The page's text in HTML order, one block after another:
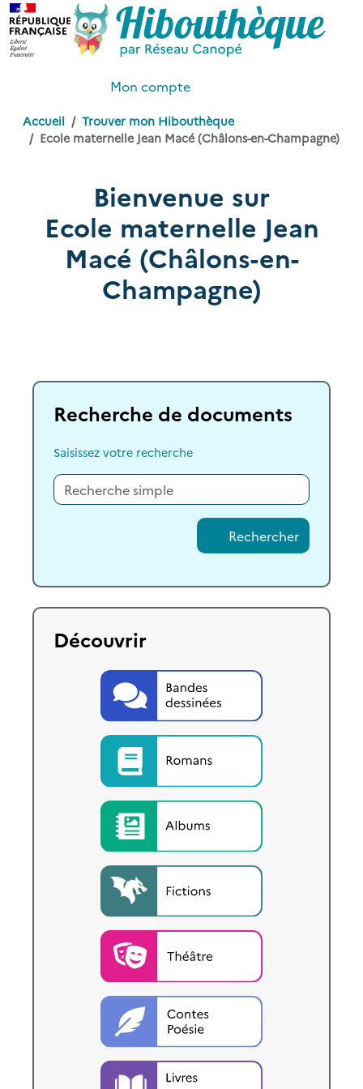
Mon compte
Accueil
Trouver mon Hibouthèque
Ecole maternelle Jean Macé (Châlons-en-Champagne)
Bienvenue sur
Ecole maternelle Jean
Macé (Châlons-en-
Champagne)
Recherche de documents
Saisissez votre recherche
Rechercher
Découvrir